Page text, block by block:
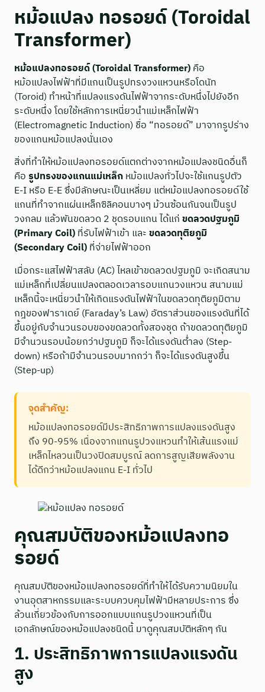
หม้อแปลง ทอรอยด์ (Toroidal
Transformer)
หม้อแปลงทอรอยด์ (Toroidal Transformer)คือ
หม้อแปลงไฟฟ้าที่มีแกนเป็นรูปทรงวงแหวนหรือโดนัท
(Toroid) ทำหน้าที่แปลงแรงดันไฟฟ้าจากระดับหนึ่งไปยังอีก
ระดับหนึ่ง โดยใช้หลักการเหนี่ยวนำแม่เหล็กไฟฟ้า
(Electromagnetic Induction) ชื่อ “ทอรอยด์” มาจากรูปร่าง
ของแกนหม้อแปลงนั่นเอง
สิ่งที่ทำให้หม้อแปลงทอรอยด์แตกต่างจากหม้อแปลงชนิดอื่นก็
คือรูปทรงของแกนแม่เหล็กหม้อแปลงทั่วไปจะใช้แกนรูปตัว
E-I หรือ E-E ซึ่งมีลักษณะเป็นเหลี่ยม แต่หม้อแปลงทอรอยด์ใช้
แกนที่ทำจากแผ่นเหล็กซิลิคอนบางๆ ม้วนซ้อนกันจนเป็นรูป
วงกลม แล้วพันขดลวด 2 ชุดรอบแกน ได้แก่ขดลวดปฐมภูมิ
(Primary Coil)ที่รับไฟฟ้าเข้า และขดลวดทุติยภูมิ
(Secondary Coil)ที่จ่ายไฟฟ้าออก
เมื่อกระแสไฟฟ้าสลับ (AC) ไหลเข้าขดลวดปฐมภูมิ จะเกิดสนาม
แม่เหล็กที่เปลี่ยนแปลงตลอดเวลารอบแกนวงแหวน สนามแม่
เหล็กนี้จะเหนี่ยวนำให้เกิดแรงดันไฟฟ้าในขดลวดทุติยภูมิตาม
กฎของฟาราเดย์ (Faraday’s Law) อัตราส่วนของแรงดันที่ได้
ขึ้นอยู่กับจำนวนรอบของขดลวดทั้งสองชุด ถ้าขดลวดทุติยภูมิ
มีจำนวนรอบน้อยกว่าปฐมภูมิ ก็จะได้แรงดันต่ำลง (Step-
down) หรือถ้ามีจำนวนรอบมากกว่า ก็จะได้แรงดันสูงขึ้น
(Step-up)
จุดสำคัญ:
หม้อแปลงทอรอยด์มีประสิทธิภาพการแปลงแรงดันสูง
ถึง 90-95% เนื่องจากแกนรูปวงแหวนทำให้เส้นแรงแม่
เหล็กไหลวนเป็นวงปิดสมบูรณ์ ลดการสูญเสียพลังงาน
ได้ดีกว่าหม้อแปลงแกน E-I ทั่วไป
คุณสมบัติของหม้อแปลงทอ
รอยด์
คุณสมบัติของหม้อแปลงทอรอยด์ที่ทำให้ได้รับความนิยมใน
งานอุตสาหกรรมและระบบควบคุมไฟฟ้ามีหลายประการ ซึ่ง
ล้วนเกี่ยวข้องกับการออกแบบแกนรูปวงแหวนที่เป็น
เอกลักษณ์ของหม้อแปลงชนิดนี้ มาดูคุณสมบัติหลักๆ กัน
1. ประสิทธิภาพการแปลงแรงดัน
สูง